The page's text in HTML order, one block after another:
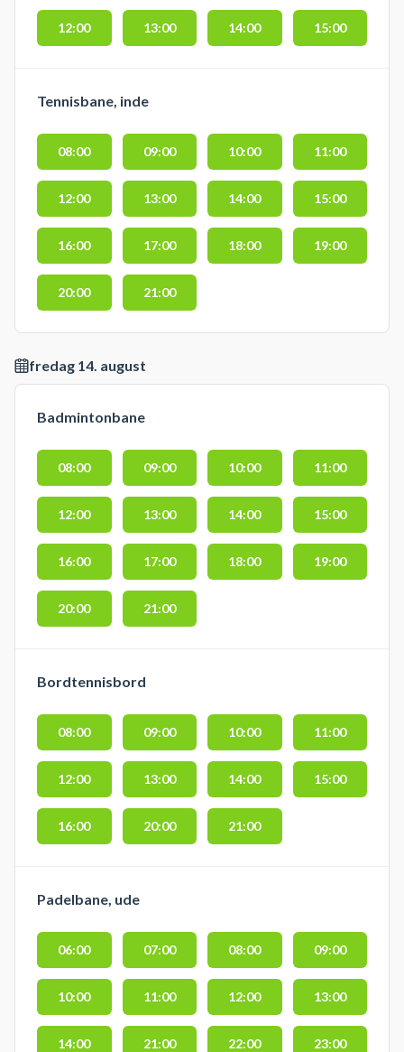
12:00 13:00 14:00 15:00
Tennisbane, inde
08:00 09:00 10:00 11:00
12:00 13:00 14:00 15:00
16:00 17:00 18:00 19:00
20:00 21:00
fredag 14. august
Badmintonbane
08:00 09:00 10:00 11:00
12:00 13:00 14:00 15:00
16:00 17:00 18:00 19:00
20:00 21:00
Bordtennisbord
08:00 09:00 10:00 11:00
12:00 13:00 14:00 15:00
16:00 20:00 21:00
Padelbane, ude
06:00 07:00 08:00 09:00
10:00 11:00 12:00 13:00
14:00 21:00 22:00 23:00